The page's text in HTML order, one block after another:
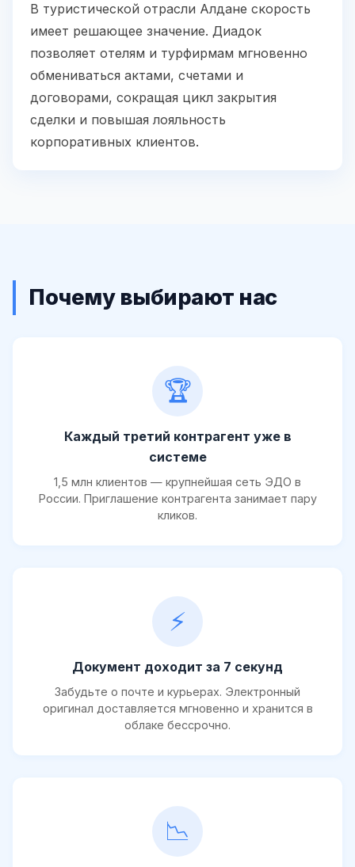
В туристической отрасли Алдане скорость
имеет решающее значение. Диадок
позволяет отелям и турфирмам мгновенно
обмениваться актами, счетами и
договорами, сокращая цикл закрытия
сделки и повышая лояльность
корпоративных клиентов.
Почему выбирают нас
🏆
Каждый третий контрагент уже в
системе
1,5 млн клиентов — крупнейшая сеть ЭДО в
России. Приглашение контрагента занимает пару
кликов.
⚡
Документ доходит за 7 секунд
Забудьте о почте и курьерах. Электронный
оригинал доставляется мгновенно и хранится в
облаке бессрочно.
📉